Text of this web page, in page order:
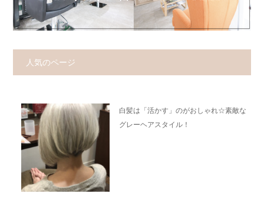
人気のページ
白髪は「活かす」のがおしゃれ☆素敵な
グレーヘアスタイル！